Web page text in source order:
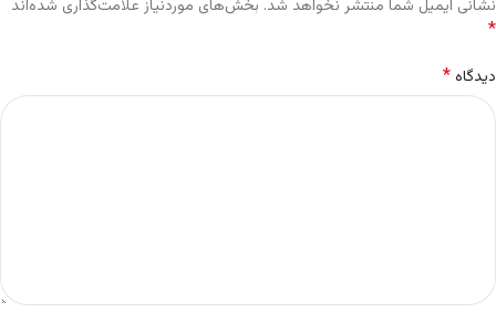
نشانی ایمیل شما منتشر نخواهد شد. بخش‌های موردنیاز علامت‌گذاری شده‌اند
*
دیدگاه*